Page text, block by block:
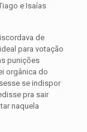
e Isaías
de
para votação
punições
orgânica do
se indispor
pra sair
naquela